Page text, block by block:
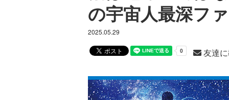
の宇宙人最深フ
2025.05.29
友達